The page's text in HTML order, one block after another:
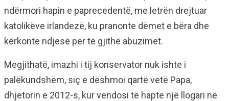
ndërmori hapin e paprecedentë, me letrën drejtuar
katolikëve irlandezë, ku pranonte dëmet e bëra dhe
kërkonte ndjesë për të gjithë abuzimet.
Megjithatë, imazhi i tij konservator nuk ishte i
palëkundshëm, siç e dëshmoi qartë vetë Papa,
dhjetorin e 2012-s, kur vendosi të hapte një llogari në